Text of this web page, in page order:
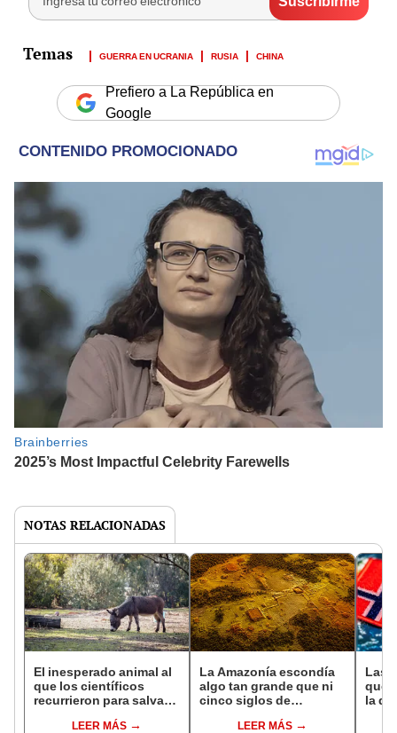
GUERRA EN UCRANIA RUSIA CHINA
Prefiero a La República en
Google
NOTAS RELACIONADAS
El inesperado animal al
que los científicos
recurrieron para salvar
reintroducción de un
LEER MÁS
La Amazonía escondía
algo tan grande que ni
cinco siglos de
encontrarlo: el hallazgo
LEER MÁS
Las
que
la de